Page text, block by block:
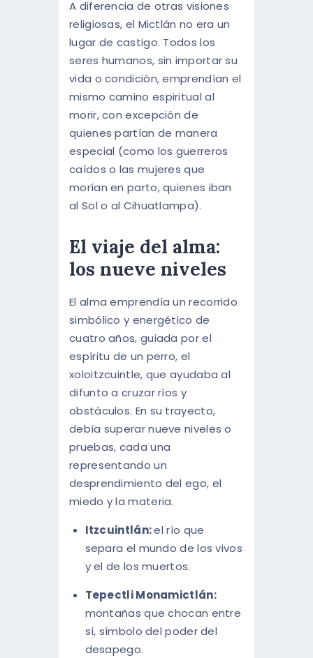
A diferencia de otras visiones
religiosas, el Mictlán no era un
lugar de castigo. Todos los
seres humanos, sin importar su
vida o condición, emprendían el
mismo camino espiritual al
morir, con excepción de
quienes partían de manera
especial (como los guerreros
caídos o las mujeres que
morían en parto, quienes iban
al Sol o al Cihuatlampa).
El viaje del alma:
los nueve niveles
El alma emprendía un recorrido
simbólico y energético de
cuatro años, guiada por el
espíritu de un perro, el
xoloitzcuintle, que ayudaba al
difunto a cruzar ríos y
obstáculos. En su trayecto,
debía superar nueve niveles o
pruebas, cada una
representando un
desprendimiento del ego, el
miedo y la materia.
Itzcuintlán:el río que
separa el mundo de los vivos
y el de los muertos.
Tepectli Monamictlán:
montañas que chocan entre
sí, símbolo del poder del
desapego.